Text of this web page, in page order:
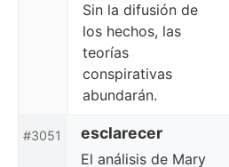
Sin la difusión de
los hechos, las
teorías
conspirativas
abundarán.
#3051 esclarecer
El análisis de Mary